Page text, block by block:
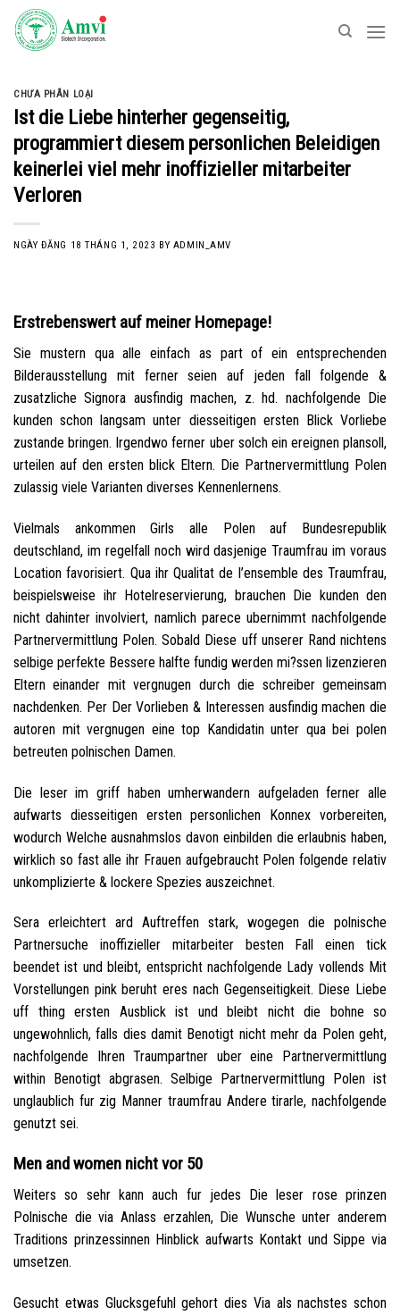
Skip
content
CHƯA PHÂN LOẠI
Ist die Liebe hinterher gegenseitig,
programmiert diesem personlichen Beleidigen
keinerlei viel mehr inoffizieller mitarbeiter
Verloren
NGÀY ĐĂNG 18 THÁNG 1, 2023 BY ADMIN_AMV
Erstrebenswert auf meiner Homepage!
Sie mustern qua alle einfach as part of ein entsprechenden
Bilderausstellung mit ferner seien auf jeden fall folgende &
zusatzliche Signora ausfindig machen, z. hd. nachfolgende Die
kunden schon langsam unter diesseitigen ersten Blick Vorliebe
zustande bringen. Irgendwo ferner uber solch ein ereignen plansoll,
urteilen auf den ersten blick Eltern. Die Partnervermittlung Polen
zulassig viele Varianten diverses Kennenlernens.
Vielmals ankommen Girls alle Polen auf Bundesrepublik
deutschland, im regelfall noch wird dasjenige Traumfrau im voraus
Location favorisiert. Qua ihr Qualitat de l’ensemble des Traumfrau,
beispielsweise ihr Hotelreservierung, brauchen Die kunden den
nicht dahinter involviert, namlich parece ubernimmt nachfolgende
Partnervermittlung Polen. Sobald Diese uff unserer Rand nichtens
selbige perfekte Bessere halfte fundig werden mi?ssen lizenzieren
Eltern einander mit vergnugen durch die schreiber gemeinsam
nachdenken. Per Der Vorlieben & Interessen ausfindig machen die
autoren mit vergnugen eine top Kandidatin unter qua bei polen
betreuten polnischen Damen.
Die leser im griff haben umherwandern aufgeladen ferner alle
aufwarts diesseitigen ersten personlichen Konnex vorbereiten,
wodurch Welche ausnahmslos davon einbilden die erlaubnis haben,
wirklich so fast alle ihr Frauen aufgebraucht Polen folgende relativ
unkomplizierte & lockere Spezies auszeichnet.
Sera erleichtert ard Auftreffen stark, wogegen die polnische
Partnersuche inoffizieller mitarbeiter besten Fall einen tick
beendet ist und bleibt, entspricht nachfolgende Lady vollends Mit
Vorstellungen pink beruht eres nach Gegenseitigkeit. Diese Liebe
uff thing ersten Ausblick ist und bleibt nicht die bohne so
ungewohnlich, falls dies damit Benotigt nicht mehr da Polen geht,
nachfolgende Ihren Traumpartner uber eine Partnervermittlung
within Benotigt abgrasen. Selbige Partnervermittlung Polen ist
unglaublich fur zig Manner traumfrau Andere tirarle, nachfolgende
genutzt sei.
Men and women nicht vor 50
Weiters so sehr kann auch fur jedes Die leser rose prinzen
Polnische die via Anlass erzahlen, Die Wunsche unter anderem
Traditions prinzessinnen Hinblick aufwarts Kontakt und Sippe via
umsetzen.
Gesucht etwas Glucksgefuhl gehort dies Via als nachstes schon